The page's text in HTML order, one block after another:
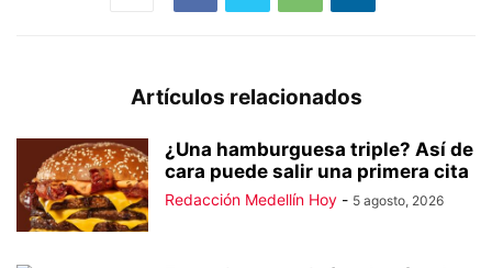
Artículos relacionados
¿Una hamburguesa triple? Así de
cara puede salir una primera cita
Redacción Medellín Hoy - 5 agosto, 2026